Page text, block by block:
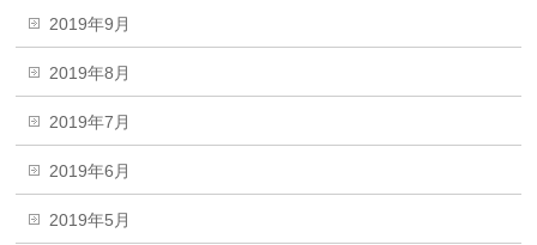
2019年9月
2019年8月
2019年7月
2019年6月
2019年5月